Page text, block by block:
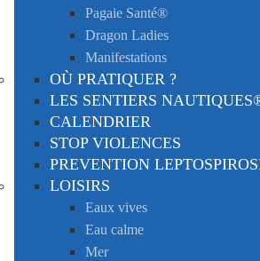
Pagaie Santé®
Dragon Ladies
Manifestations
OÙ PRATIQUER ?
LES SENTIERS
CALENDRIER
STOP VIOLENCES
PREVENTION
LOISIRS
Eaux vives
Eau calme
Mer